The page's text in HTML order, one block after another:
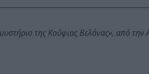
της Κούφιας Βελόνας», από την